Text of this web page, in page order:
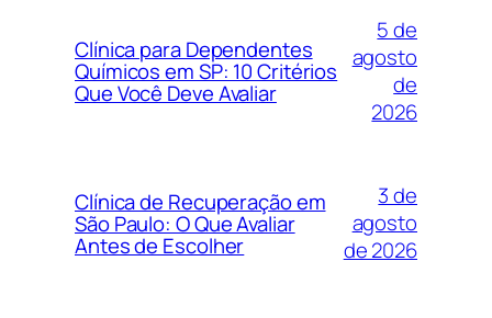
Clínica para Dependentes
Químicos em SP: 10 Critérios
Que Você Deve Avaliar
5 de
agosto
de
2026
Clínica de Recuperação em
São Paulo: O Que Avaliar
Antes de Escolher
3 de
agosto
de 2026